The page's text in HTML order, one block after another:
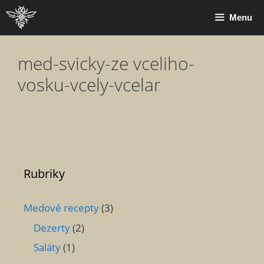
Přeskočit
na
obsah
Menu
med-svicky-ze vceliho-
vosku-vcely-vcelar
Rubriky
Medové recepty(3)
Dezerty(2)
Saláty(1)